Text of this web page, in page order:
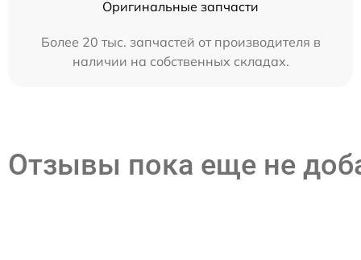
Оригинальные запчасти
Более 20 тыс. запчастей от производителя в
наличии на собственных складах.
Отзывы пока еще не